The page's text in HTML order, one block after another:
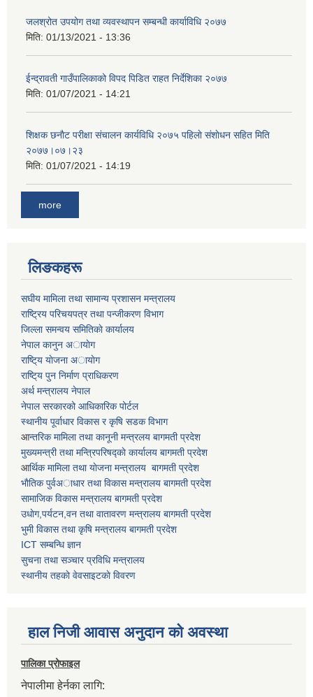
जलश्रोत उपयोग तथा व्यवस्थापन सम्बन्धी कार्याविधि २०७७
मिति: 01/13/2021 - 13:36
ईन्द्रावती गाउँपालिकाको विपद पिडित राहत निर्देशिका २०७७
मिति: 01/07/2021 - 14:21
शिक्षक छनाैट परीक्षा संचालन कार्यविधि २०७५ पहिलाे स‌ंशाेधन सहित मिति
२०७७।०७।२३
मिति: 01/07/2021 - 14:19
more
लिङकहरू
स‌घीय मामिला तथा सामान्य प्रशासन मन्त्रालय
राष्ट्रिय परिचयपत्र तथा पन्जीकरण विभाग
जिल्ला समन्वय समितिकाे कार्यालय
नेपाल कानुन अायाेग
राष्टि्य याेजना अायाेग
राष्टि्य पुन निर्माण प्राधिकरण
अर्थ मन्त्रालय नेपाल
नेपाल सरकारको आधिकारिक पोर्टल
स्थानीय पूर्वाधार विकास र कृषि सडक विभाग
आन्तरिक मामिला तथा कानूनी मन्त्रलय बागमती प्रदेश
मुख्यमन्त्री तथा मन्त्रिपरिषद्काे कार्यालय बागमती प्रदेश
आर्थिक मामिला तथा याेजना मन्त्रालय बागमती प्रदेश
भाैतिक पुर्वअाधार तथा विकास मन्त्रालय बागमती प्रदेश
सामाजिक विकास मन्त्रालय बागमती प्रदेश
उधाेग,पर्यटन,वन तथा वातावरण मन्त्रालय बागमती प्रदेश
भुमी विकास तथा कृषि मन्त्रालय बागमती प्रदेश
ICT सम्बन्धि ज्ञान
सुचना तथा सञ्चार प्रविधि मन्त्रालय
स्थानीय तहकाे वेवसाइटकाे विवरण
हाल निजी आवास अनुदान काे अवस्था
पालिका प्रोफाइल
नेपालीमा हेर्नका लागि: